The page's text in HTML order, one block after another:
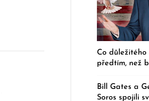
Co důležitého
předtím, než
Bill Gates a
Soros spojili